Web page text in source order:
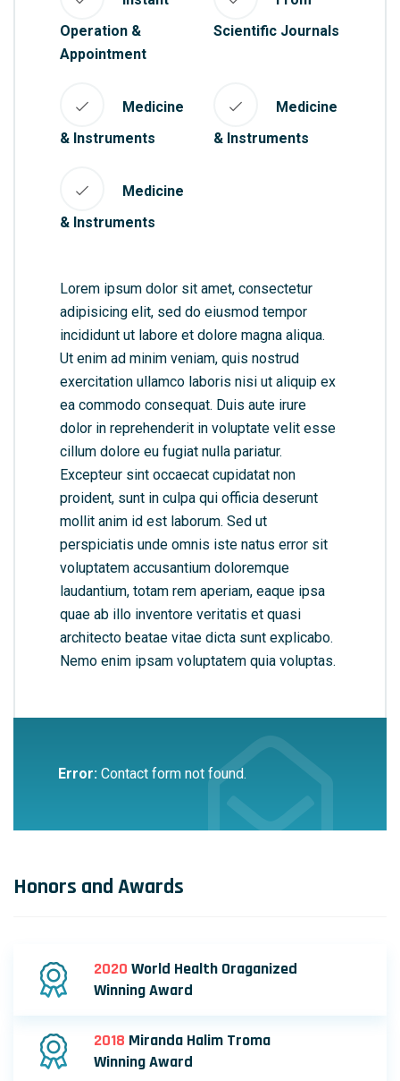
Operation &
Appointment
Scientific Journals
Medicine
& Instruments
Medicine
& Instruments
Medicine
& Instruments
Lorem ipsum dolor sit amet, consectetur
adipisicing elit, sed do eiusmod tempor
incididunt ut labore et dolore magna aliqua.
Ut enim ad minim veniam, quis nostrud
exercitation ullamco laboris nisi ut aliquip ex
ea commodo consequat. Duis aute irure
dolor in reprehenderit in voluptate velit esse
cillum dolore eu fugiat nulla pariatur.
Excepteur sint occaecat cupidatat non
proident, sunt in culpa qui officia deserunt
mollit anim id est laborum. Sed ut
perspiciatis unde omnis iste natus error sit
voluptatem accusantium doloremque
laudantium, totam rem aperiam, eaque ipsa
quae ab illo inventore veritatis et quasi
architecto beatae vitae dicta sunt explicabo.
Nemo enim ipsam voluptatem quia voluptas.
Error: Contact form not found.
Honors and Awards
2020 World Health Oraganized
Winning Award
2018 Miranda Halim Troma
Winning Award